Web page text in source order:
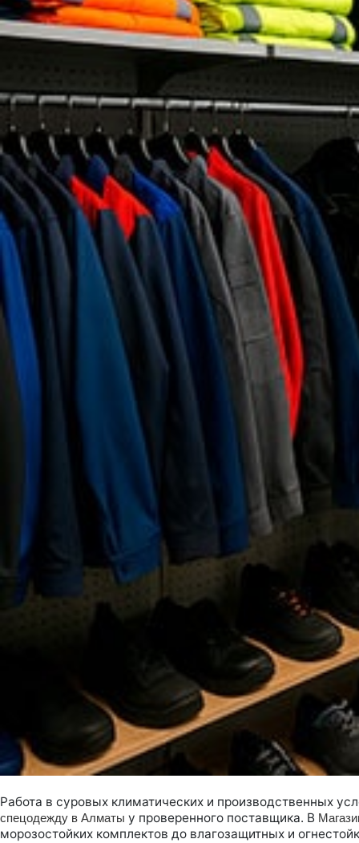
Работа в суровых климатических и производственных
спецодежду в Алматы у проверенного поставщика. В
морозостойких комплектов до влагозащитных и